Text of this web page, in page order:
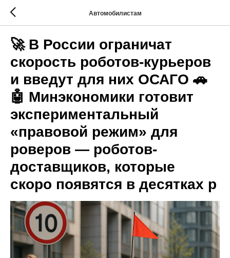
Автомобилистам
🚀 В России ограничат
скорость роботов-курьеров
и введут для них ОСАГО 🚗
🤖 Минэкономики готовит
экспериментальный
«правовой режим» для
роверов — роботов-
доставщиков, которые
скоро появятся в десятках р